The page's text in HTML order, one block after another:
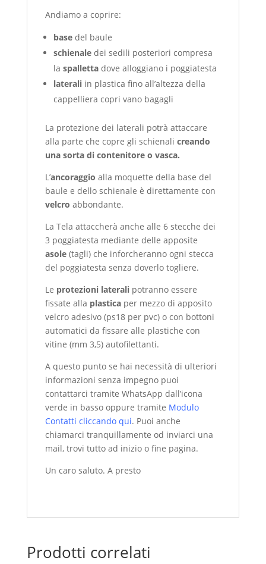
Andiamo a coprire:
basedel baule
schienaledei sedili posteriori compresa
la spallettadove alloggiano i poggiatesta
lateraliin plastica fino all’altezza della
cappelliera copri vano bagagli
La protezione dei laterali potrà attaccare
alla parte che copre gli schienali creando
una sorta di contenitore o vasca.
L’ancoraggio alla moquette della base del
baule e dello schienale è direttamente con
velcro abbondante.
La Tela attaccherà anche alle 6 stecche dei
3 poggiatesta mediante delle apposite
asole(tagli) che inforcheranno ogni stecca
del poggiatesta senza doverlo togliere.
Le protezioni lateralipotranno essere
fissate alla plasticaper mezzo di apposito
velcro adesivo (ps18 per pvc) o con bottoni
automatici da fissare alle plastiche con
vitine (mm 3,5) autofilettanti.
A questo punto se hai necessità di ulteriori
informazioni senza impegno puoi
contattarci tramite WhatsApp dall’icona
verde in basso oppure tramite Modulo
Contatti cliccando qui. Puoi anche
chiamarci tranquillamente od inviarci una
mail, trovi tutto ad inizio o fine pagina.
Un caro saluto. A presto
Prodotti correlati